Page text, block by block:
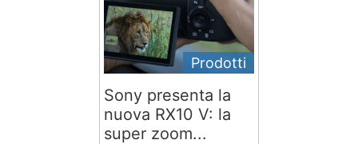
Prodotti
Sony presenta la
nuova RX10 V: la
super zoom...